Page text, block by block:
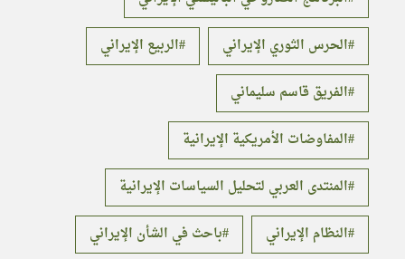
الحرس الثوري الإيراني
الربيع الإيراني
الفريق قاسم سليماني
المفاوضات الأمريكية الإيرانية
المنتدى العربي لتحليل السياسات الإيرانية
النظام الإيراني
باحث في الشأن الإيراني